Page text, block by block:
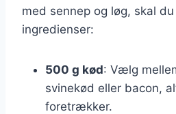
med sennep og løg, skal
ingredienser:
500 g kød: Vælg
svinekød eller bacon,
foretrækker.